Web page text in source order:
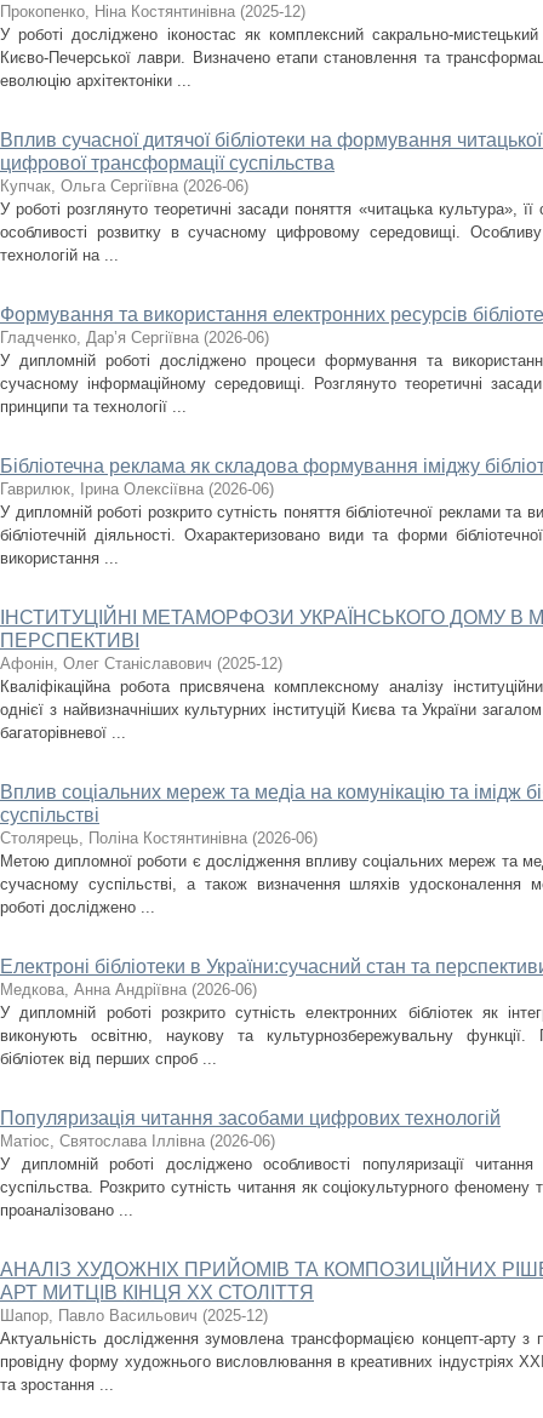
Прокопенко, Ніна Костянтинівна (2025-12)
У роботі досліджено іконостас як комплексний сакрально-
Києво-Печерської лаври. Визначено етапи становлення та
еволюцію архітектоніки ...
Вплив сучасної дитячої бібліотеки на формування
цифрової трансформації суспільства
Купчак, Ольга Сергіївна (2026-06)
У роботі розглянуто теоретичні засади поняття «читацька культура», її
особливості розвитку в сучасному цифровому середовищі.
технологій на ...
Формування та використання електронних ресурсів
Гладченко, Дар’я Сергіївна (2026-06)
У дипломній роботі досліджено процеси формування та
сучасному інформаційному середовищі. Розглянуто теоретичні
принципи та технології ...
Бібліотечна реклама як складова формування іміджу
Гаврилюк, Ірина Олексіївна (2026-06)
У дипломній роботі розкрито сутність поняття бібліотечної реклами та
бібліотечній діяльності. Охарактеризовано види та форми
використання ...
ІНСТИТУЦІЙНІ МЕТАМОРФОЗИ УКРАЇНСЬКОГО ДОМУ В
ПЕРСПЕКТИВІ
Афонін, Олег Станіславович (2025-12)
Кваліфікаційна робота присвячена комплексному аналізу
однієї з найвизначніших культурних інституцій Києва та України
багаторівневої ...
Вплив соціальних мереж та медіа на комунікацію та імідж
суспільстві
Столярець, Поліна Костянтинівна (2026-06)
Метою дипломної роботи є дослідження впливу соціальних мереж та
сучасному суспільстві, а також визначення шляхів удосконалення
роботі досліджено ...
Електроні бібліотеки в України:сучасний стан та
Медкова, Анна Андріївна (2026-06)
У дипломній роботі розкрито сутність електронних бібліотек як
виконують освітню, наукову та культурнозбережувальну
бібліотек від перших спроб ...
Популяризація читання засобами цифрових технологій
Матіос, Святослава Іллівна (2026-06)
У дипломній роботі досліджено особливості популяризації
суспільства. Розкрито сутність читання як соціокультурного феномену
проаналізовано ...
АНАЛІЗ ХУДОЖНІХ ПРИЙОМІВ ТА КОМПОЗИЦІЙНИХ
АРТ МИТЦІВ КІНЦЯ XX СТОЛІТТЯ
Шапор, Павло Васильович (2025-12)
Актуальність дослідження зумовлена трансформацією концепт-арту з
провідну форму художнього висловлювання в креативних індустріях
та зростання ...